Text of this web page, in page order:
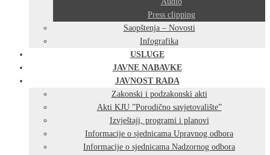
Press clipping
Saopštenja – Novosti
Infografika
USLUGE
JAVNE NABAVKE
JAVNOST RADA
Zakonski i podzakonski akti
Akti KJU ”Porodično savjetovalište”
Izvještaji, programi i planovi
Informacije o sjednicama Upravnog odbora
Informacije o sjednicama Nadzornog odbora